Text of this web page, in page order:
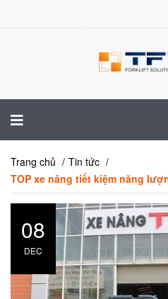
Trang chủ
Tin tức
TOP xe nâng tiết kiệm năng
08
DEC